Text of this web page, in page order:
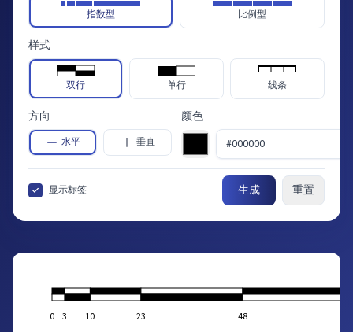
指数型 比例型
样式
双行 单行 线条
方向
水平 垂直
颜色
显示标签 生成 重置
0 3 10 23 48